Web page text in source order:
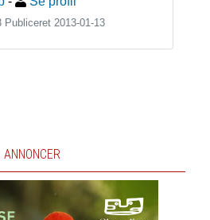
Publiceret 2013-01-13
ANNONCER